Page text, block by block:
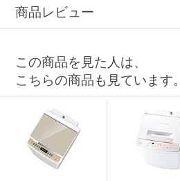
商品レビュー
この商品を見た人は、
こちらの商品も見ています。